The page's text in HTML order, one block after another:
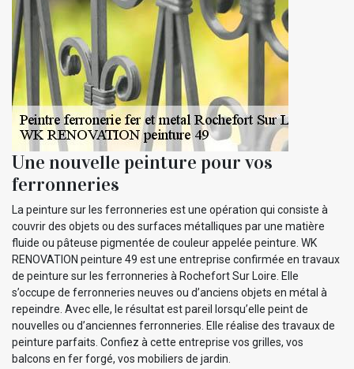
Une nouvelle peinture pour vos
ferronneries
La peinture sur les ferronneries est une opération qui consiste à
couvrir des objets ou des surfaces métalliques par une matière
fluide ou pâteuse pigmentée de couleur appelée peinture. WK
RENOVATION peinture 49 est une entreprise confirmée en travaux
de peinture sur les ferronneries à Rochefort Sur Loire. Elle
s’occupe de ferronneries neuves ou d’anciens objets en métal à
repeindre. Avec elle, le résultat est pareil lorsqu’elle peint de
nouvelles ou d’anciennes ferronneries. Elle réalise des travaux de
peinture parfaits. Confiez à cette entreprise vos grilles, vos
balcons en fer forgé, vos mobiliers de jardin.